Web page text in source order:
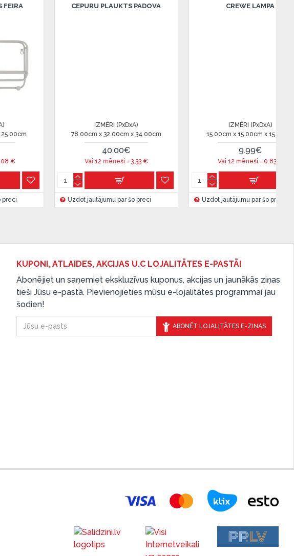
DERRY LED LAMPA
IZMĒRI (PxDxA)
13.00cm x 13.00cm x 12.00cm
23.99€
Vai 12 mēneši =1.99€
Uzdot jautājumu par šo preci
DERRY LED LAMPA
IZMĒRI (PxDxA)
20.00cm x 21.00cm x 21.00cm
Vai 12 mēneši =3.5€
Uzdot jautājumu par šo preci
KUPONI, ATLAIDES, AKCIJAS U.C LOJALITĀTES E-PASTĀ!
Abonējiet un saņemiet ekskluzīvus kuponus, akcijas un jaunākās ziņas
tieši Jūsu e-pastā. Pievienojieties mūsu e-lojalitātes programmai jau
šodien!
ABONĒT LOJALITĀTES E-ZIŅAS